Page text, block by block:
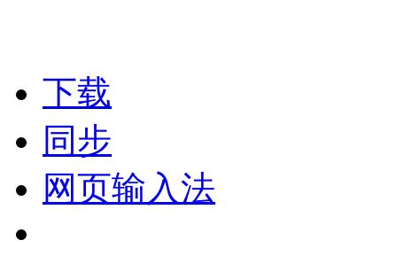
下载
同步
网页输入法